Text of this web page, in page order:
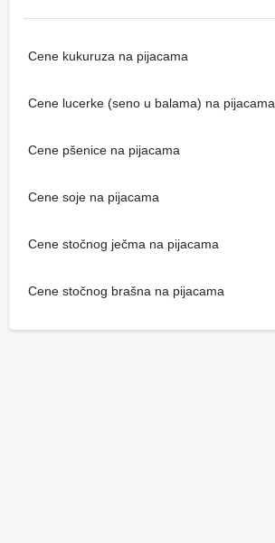
Cene kukuruza na pijacama
Cene lucerke (seno u balama) na pijacama
Cene pšenice na pijacama
Cene soje na pijacama
Cene stočnog ječma na pijacama
Cene stočnog brašna na pijacama